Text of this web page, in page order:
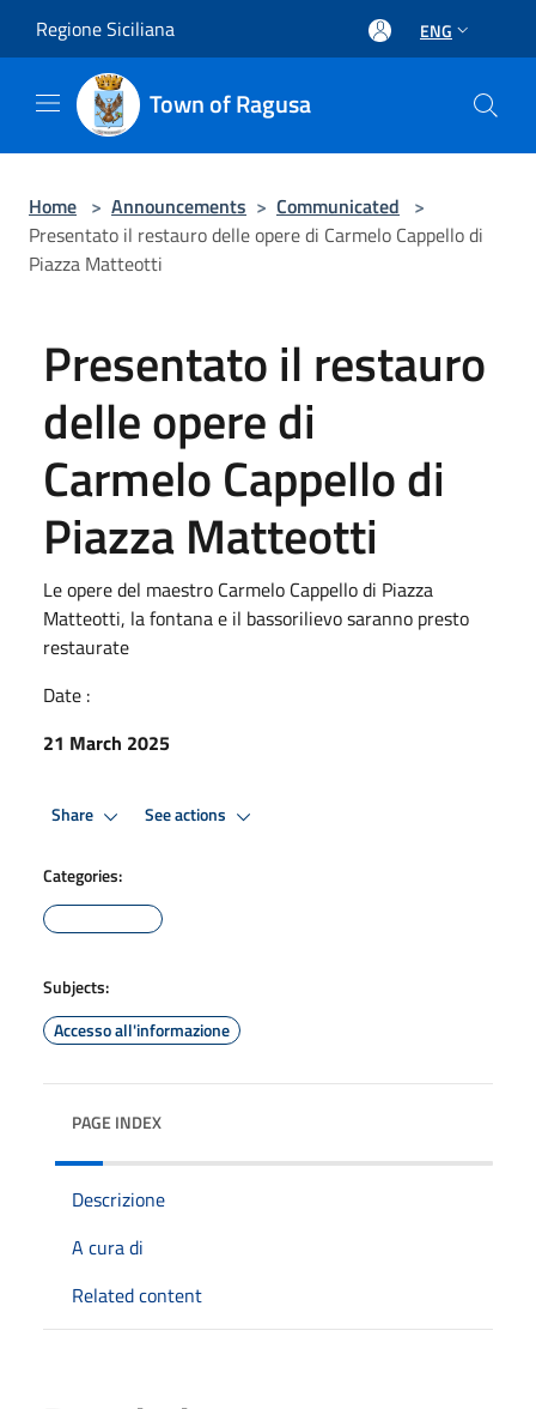
Regione Siciliana ENG
Town of Ragusa
Home > Announcements > Communicated >
Presentato il restauro delle opere di Carmelo Cappello di
Piazza Matteotti
Presentato il restauro
delle opere di
Carmelo Cappello di
Piazza Matteotti
Le opere del maestro Carmelo Cappello di Piazza
Matteotti, la fontana e il bassorilievo saranno presto
restaurate
Date :
21 March 2025
Share See actions
Categories:
Subjects:
Accesso all'informazione
PAGE INDEX
Descrizione
A cura di
Related content